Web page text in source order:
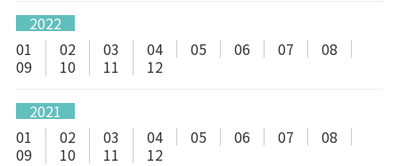
2022
01
02 03 04 05 06 07
08
09
10 11 12
2021
01
02 03 04 05 06 07
08
09
10 11 12